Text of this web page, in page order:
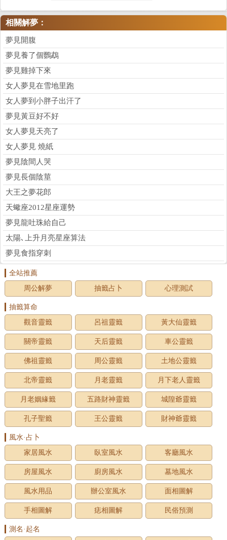
相關解夢：
夢見開腹
夢見養了個鸚鵡
夢見雞掉下來
女人夢見在雪地里跑
女人夢到小胖子出汗了
夢見黃豆好不好
女人夢見天亮了
女人夢見 燒紙
夢見陰間人哭
夢見長個陰莖
大王之夢花郎
天蠍座2012星座運勢
夢見龍吐珠給自己
太陽､上升月亮星座算法
夢見食指穿刺
全站推薦
周公解夢
抽籤占卜 心理測試
抽籤算命
觀音靈籤
呂祖靈籤 黃大仙靈籤
關帝靈籤 天后靈籤 車公靈籤
佛祖靈籤 周公靈籤 土地公靈籤
北帝靈籤 月老靈籤 月下老人靈籤
月老姻緣籤 五路財神靈籤 城隍爺靈籤
孔子聖籤 王公靈籤 財神爺靈籤
風水·占卜
家居風水
臥室風水 客廳風水
房屋風水 廚房風水 墓地風水
風水用品 辦公室風水 面相圖解
手相圖解 痣相圖解 民俗預測
測名·起名